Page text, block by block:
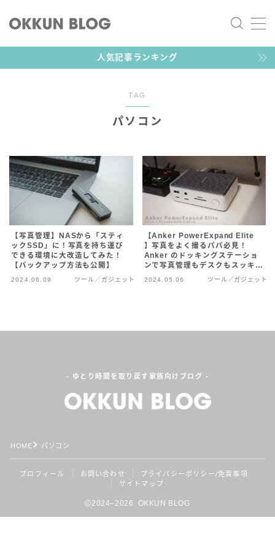
MENU
おっくん
家族向けガジェットブロガー
おっくんです！デザイナーをしている30代2児のパパで
す。お気に入りのガジェットやゲーム、その他子育てグ
ッズなど幅広く紹介していきます。
プロフィールを読む
人気記事ランキング
TAG
パソコン
【写真管理】NASから「スティ
ックSSD」に！写真を持ち運び
できる環境に大改造してみた！
【バックアップ方法も公開】
2024.06.09 ツール／ガジェット
【Anker PowerExpand Elite
】写真をよく撮るパパ必見！
Anker のドッキングステーショ
ンで写真管理もデスクもスッキ
2024.05.06 ツール／ガジェット
- ゆとり時間を取り戻す家族向けブログ -
HOME パソコン
プロフィール お問い合わせ
プライバシーポリシー/免責事項
サイトマップ
2024–2026 OKKUN BLOG